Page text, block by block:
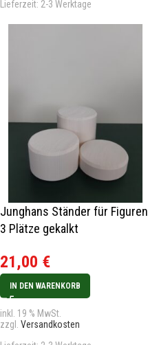
Lieferzeit: 2-3 Werktage
Junghans Ständer für Figuren
3 Plätze gekalkt
21,00 €
IN DEN WARENKORB
inkl. 19 % MwSt.
zzgl. Versandkosten